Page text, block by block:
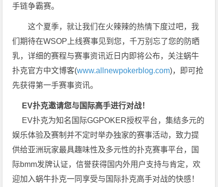
手链争霸赛。
这个夏季，就让我们在火辣辣的热情下度过吧，我
们期待在WSOP上线赛事见到您，千万别忘了您的防晒
乳，详细的赛程与赛事资讯近日内即将公布，关注蜗牛
扑克官方中文博客(www.allnewpokerblog.com)，即可抢
先获得第一手赛事资讯。
EV扑克邀请您与国际高手进行对战！
EV扑克为知名国际GGPOKER授权平台，集结多元的
娱乐体验及赛制并不定时举办独家的赛事活动，致力提
供给亚洲玩家最具趣味性及多元性的扑克赛事平台，国
际bmm发牌认证，信誉获得国内外用户支持与肯定，欢
迎加入蜗牛扑克一同享受与国际扑克高手对战的快感！